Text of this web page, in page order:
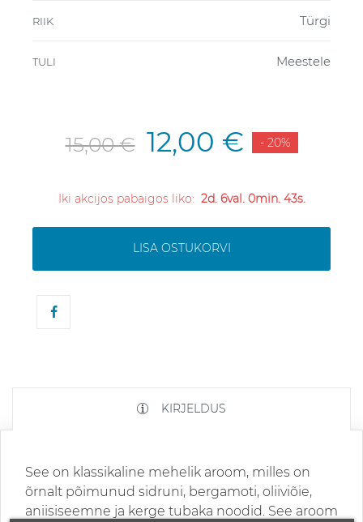
RIIK Türgi
TULI Meestele
15,00 € 12,00 € - 20%
Iki akcijos pabaigos liko: 2d. 6val. 0min. 43s.
LISA OSTUKORVI
KIRJELDUS
See on klassikaline mehelik aroom, milles on
õrnalt põimunud sidruni, bergamoti, oliiviõie,
aniisiseemne ja kerge tubaka noodid. See aroom